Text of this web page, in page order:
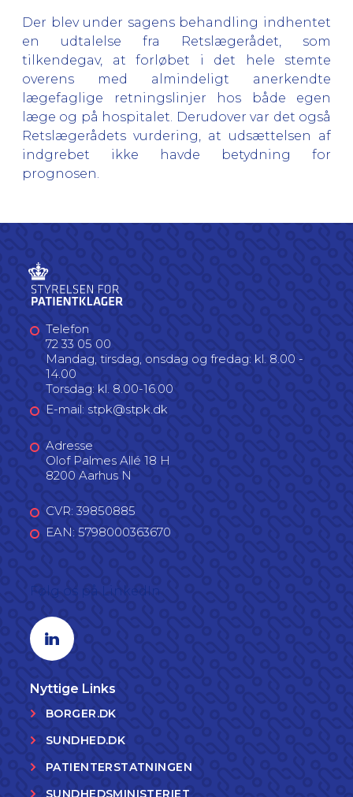
Der blev under sagens behandling indhentet
en udtalelse fra Retslægerådet, som
tilkendegav, at forløbet i det hele stemte
overens med almindeligt anerkendte
lægefaglige retningslinjer hos både egen
læge og på hospitalet. Derudover var det også
Retslægerådets vurdering, at udsættelsen af
indgrebet ikke havde betydning for
prognosen.
Telefon
72 33 05 00
Mandag, tirsdag, onsdag og fredag: kl. 8.00 -
14.00
Torsdag: kl. 8.00-16.00
E-mail: stpk@stpk.dk
Adresse
Olof Palmes Allé 18 H
8200 Aarhus N
CVR: 39850885
EAN: 5798000363670
Linkedin profil
Nyttige Links
BORGER.DK
SUNDHED.DK
PATIENTERSTATNINGEN
SUNDHEDSMINISTERIET